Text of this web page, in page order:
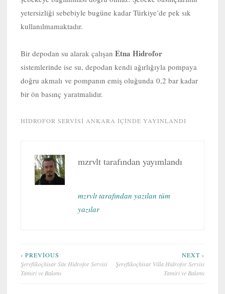
yetersizliği sebebiyle bugüne kadar Türkiye’de pek sık
kullanılmamaktadır.
Bir depodan su alarak çalışan Etna Hidrofor
sistemlerinde ise su, depodan kendi ağırlığıyla pompaya
doğru akmalı ve pompanın emiş oluğunda 0,2 bar kadar
bir ön basınç yaratmalıdır.
HIDROFOR SERVISI ANKARA IÇINDE YAYINLANDI
mzrvlt tarafından yayımlandı
mzrvlt tarafından yazılan tüm
yazılar
Yazı
gezinmesi
‹ PREVIOUS
Şereflikoçhisar Site Hidrofor Servisi
Tamiri ve Bakımı
NEXT ›
Şereflikoçhisar Villa Hidrofor Servisi
Tamiri ve Bakımı